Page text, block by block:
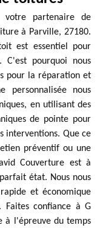
votre partenaire de
à Parville, 27180.
est essentiel pour
C'est pourquoi nous
pour la réparation et
personnalisée nous
en utilisant des
de pointe pour
interventions. Que ce
préventif ou une
Couverture est à
état. Nous nous
et économique
Faites confiance à G
à l'épreuve du temps